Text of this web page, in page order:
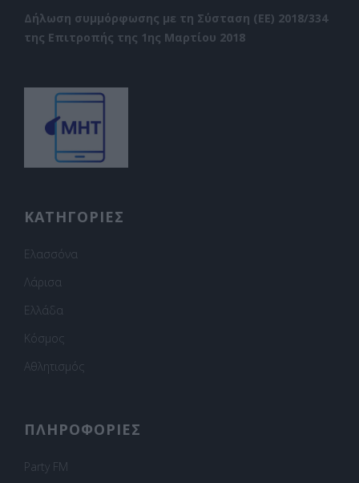
Δήλωση συμμόρφωσης με τη Σύσταση (ΕΕ) 2018/334
της Επιτροπής της 1ης Μαρτίου 2018
ΚΑΤΗΓΟΡΙΕΣ
Ελασσόνα
Λάρισα
Ελλάδα
Κόσμος
Αθλητισμός
ΠΛΗΡΟΦΟΡΙΕΣ
Party FM